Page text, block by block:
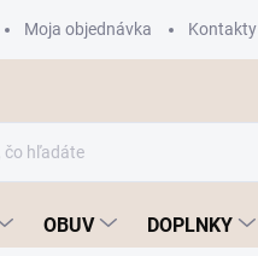
Moja objednávka Kontakty
OBUV DOPLNKY